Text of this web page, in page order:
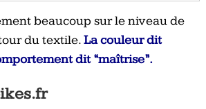
beaucoup sur le niveau de
du textile.La couleur dit
dit “maîtrise”.